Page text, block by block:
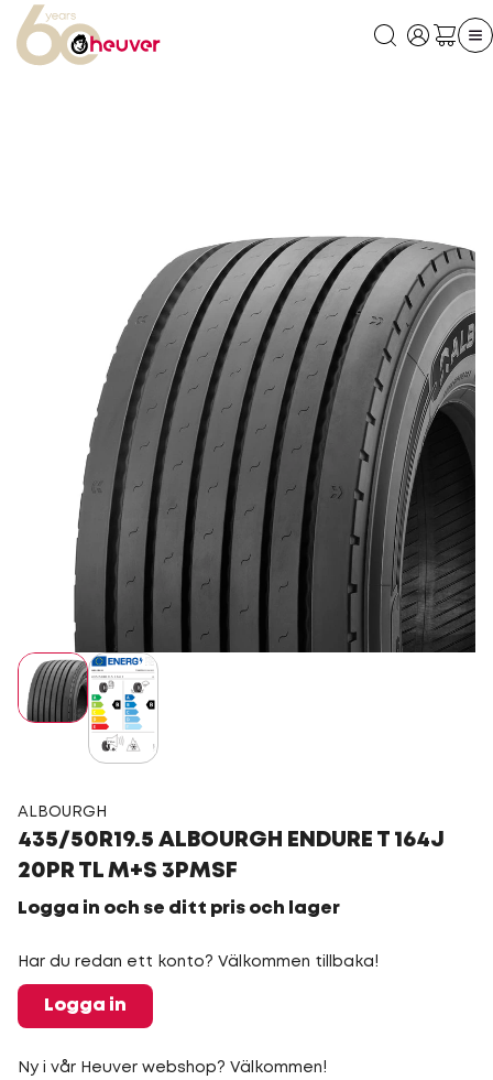
ALBOURGH
435/50R19.5 ALBOURGH ENDURE T 164J
20PR TL M+S 3PMSF
Logga in och se ditt pris och lager
Har du redan ett konto? Välkommen tillbaka!
Logga in
Ny i vår Heuver webshop? Välkommen!